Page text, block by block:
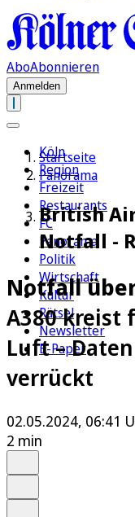
AboAbonnieren
Anmelden
Köln
Region
Freizeit
Restaurants
FC
Panorama
Politik
Wirtschaft
Kultur
Rätsel
Newsletter
E-Paper
Startseite
Panorama
British
Notfall -
Notfall
A380 kreist
Luft –
verrückt
02.05.2024, 06:41
2 min